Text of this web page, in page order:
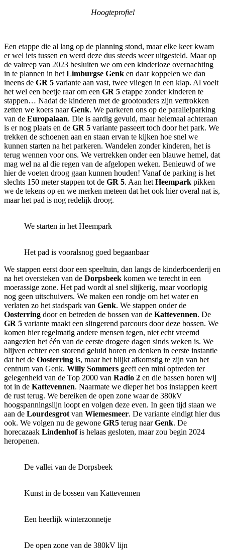
Hoogteprofiel
Een etappe die al lang op de planning stond, maar elke keer kwam
er wel iets tussen en werd deze dus steeds weer uitgesteld. Maar op
de valreep van 2023 besluiten we om een kinderloze overnachting
in te plannen in het Limburgse Genk en daar koppelen we dan
ineens de GR 5 variante aan vast, twee vliegen in een klap. Al voelt
het wel een beetje raar om een GR 5 etappe zonder kinderen te
stappen… Nadat de kinderen met de grootouders zijn vertrokken
zetten we koers naarGenk. We parkeren ons op de parallelparking
van de Europalaan. Die is aardig gevuld, maar helemaal achteraan
is er nog plaats en de GR 5 variante passeert toch door het park. We
trekken de schoenen aan en staan ervan te kijken hoe snel we
kunnen starten na het parkeren. Wandelen zonder kinderen, het is
terug wennen voor ons. We vertrekken onder een blauwe hemel, dat
mag wel na al die regen van de afgelopen weken. Benieuwd of we
hier de voeten droog gaan kunnen houden! Vanaf de parking is het
slechts 150 meter stappen tot de GR 5. Aan het Heempark pikken
we de tekens op en we merken meteen dat het ook hier overal nat is,
maar het pad is nog redelijk droog.
We starten in het Heempark
Het pad is vooralsnog goed begaanbaar
We stappen eerst door een speeltuin, dan langs de kinderboerderij en
na het oversteken van de Dorpsbeek komen we terecht in een
moerassige zone. Het pad wordt al snel slijkerig, maar voorlopig
nog geen uitschuivers. We maken een rondje om het water en
verlaten zo het stadspark van Genk. We stappen onder de
Oosterring door en betreden de bossen van de Kattevennen. De
GR 5 variante maakt een slingerend parcours door deze bossen. We
komen hier regelmatig andere mensen tegen, niet echt vreemd
aangezien het één van de eerste drogere dagen sinds weken is. We
blijven echter een storend geluid horen en denken in eerste instantie
dat het de Oosterring is, maar het blijkt afkomstig te zijn van het
centrum van Genk. Willy Sommers geeft een mini optreden ter
gelegenheid van de Top 2000 van Radio 2 en die bassen horen wij
tot in de Kattevennen. Naarmate we dieper het bos instappen keert
de rust terug. We bereiken de open zone waar de 380kV
hoogspanningslijn loopt en volgen deze even. In geen tijd staan we
aan de Lourdesgrot van Wiemesmeer. De variante eindigt hier dus
ook. We volgen nu de gewone GR5 terug naarGenk. De
horecazaak Lindenhofis helaas gesloten, maar zou begin 2024
heropenen.
De vallei van de Dorpsbeek
Kunst in de bossen van Kattevennen
Een heerlijk winterzonnetje
De open zone van de 380kV lijn